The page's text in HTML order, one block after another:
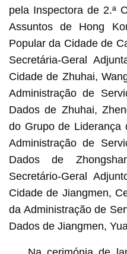
pela Inspectora de 2.ª
Assuntos de Hong
Popular da Cidade de
Secretária-Geral
Cidade de Zhuhai,
Administração de
Dados de Zhuhai,
do Grupo de Liderança
Administração de
Dados de
Secretário-Geral
Cidade de Jiangmen,
da Administração de
Dados de Jiangmen,